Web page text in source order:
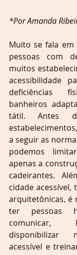
*Por Amanda
Muito se fala em
pessoas com
muitos
acessibilidade
deficiências
banheiros
tátil. Antes
a seguir as
podemos
apenas a
cadeirantes.
cidade
arquitetônicas, é
ter pessoas
comunicar,
disponibilizar
acessível e